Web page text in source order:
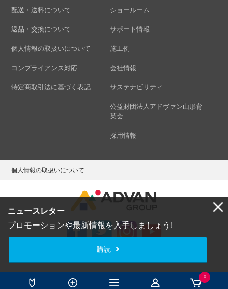
0
ニュースレター
プロモーションや最新情報を入手しましょう!
購読
配送・送料について
返品・交換について
個人情報の取扱いについて
コンプライアンス対応
特定商取引法に基づく表記
ショールーム
サポート情報
施工例
会社情報
サステナビリティ
公益財団法人アドヴァン山形育
英会
採用情報
個人情報の取扱いについて